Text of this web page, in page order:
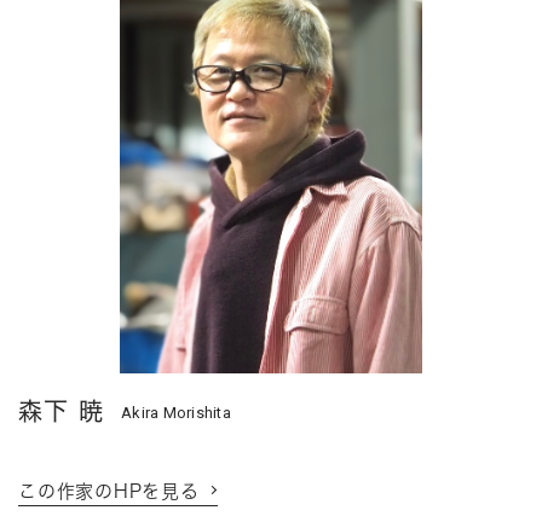
森下 暁 Akira Morishita
この作家のHPを見る